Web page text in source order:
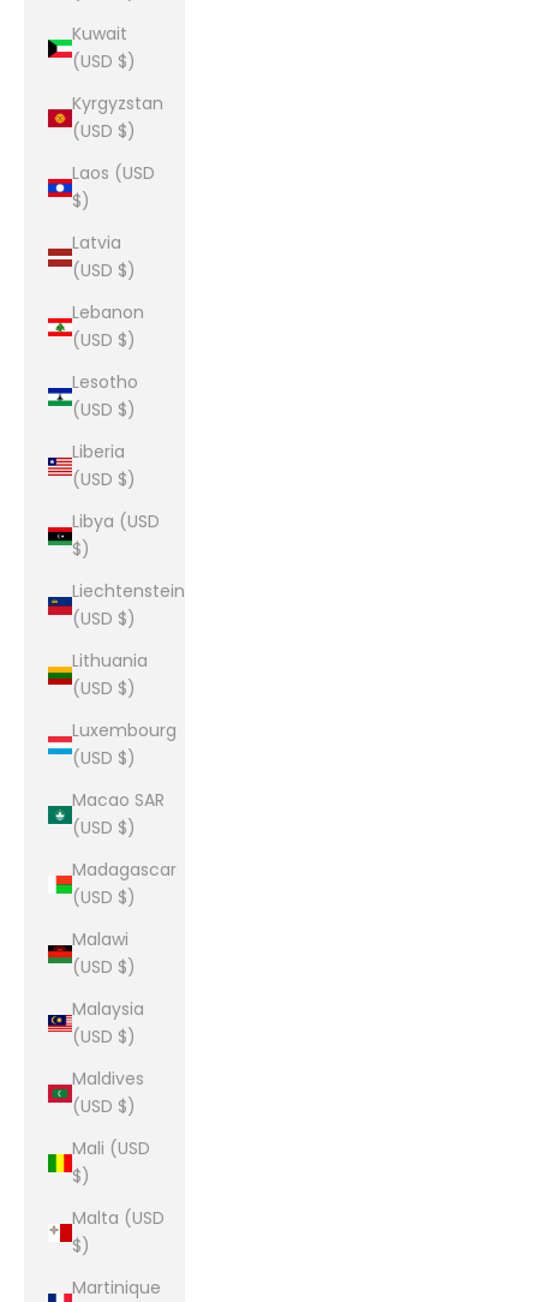
Kuwait
(USD $)
Kyrgyzstan
(USD $)
Laos (USD
$)
Latvia
(USD $)
Lebanon
(USD $)
Lesotho
(USD $)
Liberia
(USD $)
Libya (USD
$)
Liechtenstein
(USD $)
Lithuania
(USD $)
Luxembourg
(USD $)
Macao SAR
(USD $)
Madagascar
(USD $)
Malawi
(USD $)
Malaysia
(USD $)
Maldives
(USD $)
Mali (USD
$)
Malta (USD
$)
Martinique